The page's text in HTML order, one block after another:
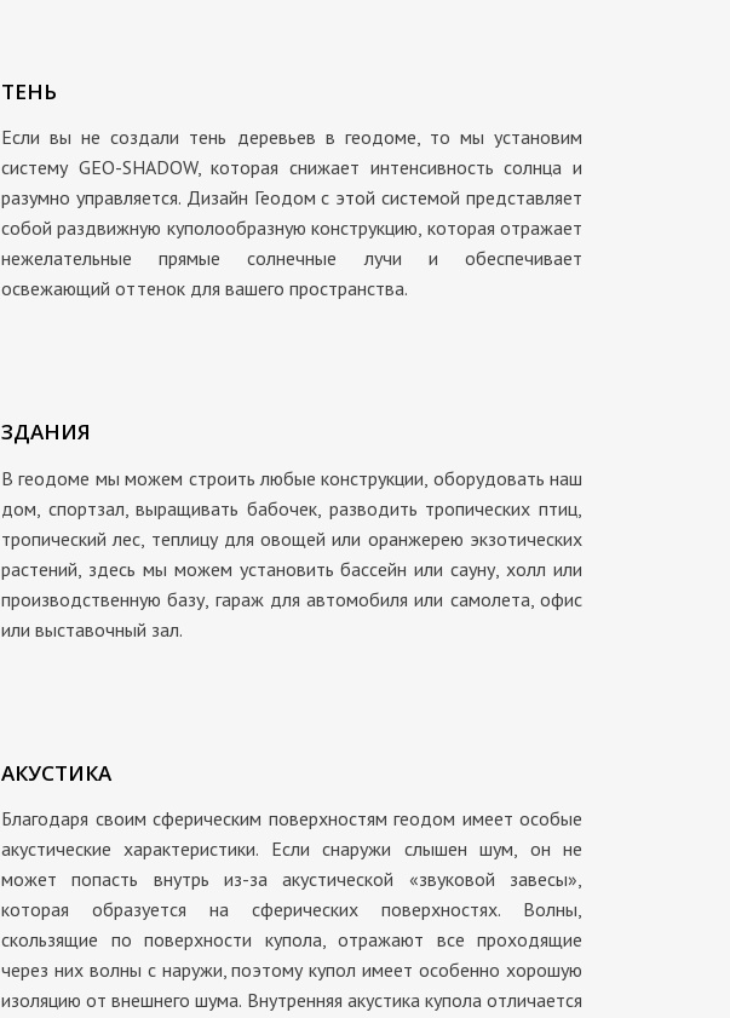
ТЕНЬ
Если вы не создали тень деревьев в геодоме, то мы установим
систему GEO-SHADOW, которая снижает интенсивность солнца и
разумно управляется. Дизайн Геодом с этой системой представляет
собой раздвижную куполообразную конструкцию, которая отражает
нежелательные прямые солнечные лучи и обеспечивает
освежающий оттенок для вашего пространства.
ЗДАНИЯ
В геодоме мы можем строить любые конструкции, оборудовать наш
дом, спортзал, выращивать бабочек, разводить тропических птиц,
тропический лес, теплицу для овощей или оранжерею экзотических
растений, здесь мы можем установить бассейн или сауну, холл или
производственную базу, гараж для автомобиля или самолета, офис
или выставочный зал.
АКУСТИКА
Благодаря своим сферическим поверхностям геодом имеет особые
акустические характеристики. Если снаружи слышен шум, он не
может попасть внутрь из-за акустической «звуковой завесы»,
которая образуется на сферических поверхностях. Волны,
скользящие по поверхности купола, отражают все проходящие
через них волны с наружи, поэтому купол имеет особенно хорошую
изоляцию от внешнего шума. Внутренняя акустика купола отличается